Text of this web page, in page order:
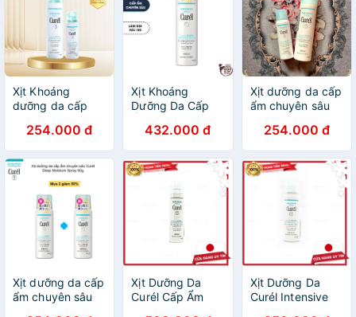
Xịt Khoáng
dưỡng da cấp
Curel Deep
Moisture Spray
60g - 150g
254.000 đ
Xịt Khoáng
Dưỡng Da Cấp
Curél Intensive
Moisture Care
Deep Moisture
Spray 150g
432.000 đ
Xịt dưỡng da cấp
ẩm chuyên sâu
Moisture Spray
254.000 đ
Xịt dưỡng da cấp
ẩm chuyên sâu
Xịt Dưỡng Da
Curél Cấp Ẩm
Xịt Dưỡng Da
Curél Intensive